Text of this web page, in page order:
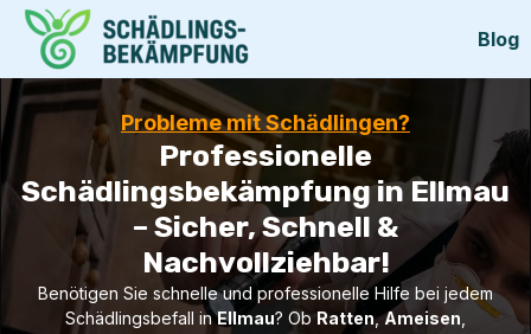
Blog
Probleme mit Schädlingen?
Professionelle
Schädlingsbekämpfung in Ellmau
– Sicher, Schnell &
Nachvollziehbar!
Benötigen Sie schnelle und professionelle Hilfe bei jedem
Schädlingsbefall inEllmau? Ob Ratten,Ameisen